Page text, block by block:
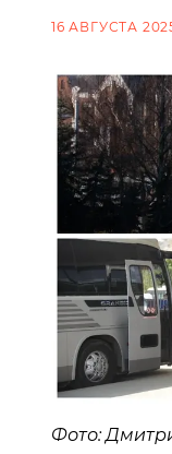
16 АВГУСТА 2025
Фото: